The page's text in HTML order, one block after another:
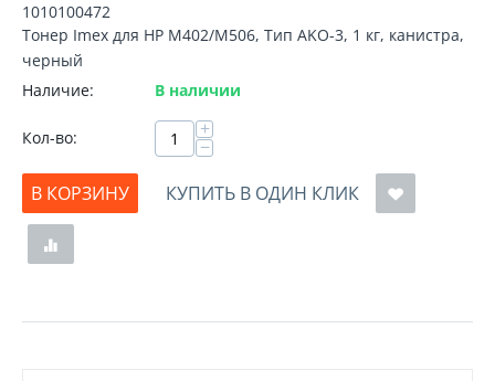
1010100472
Тонер Imex для HP M402/M506, Тип AKO-3, 1 кг, канистра,
черный
Наличие:
В наличии
Кол-во: +
−
В КОРЗИНУ
КУПИТЬ В ОДИН КЛИК